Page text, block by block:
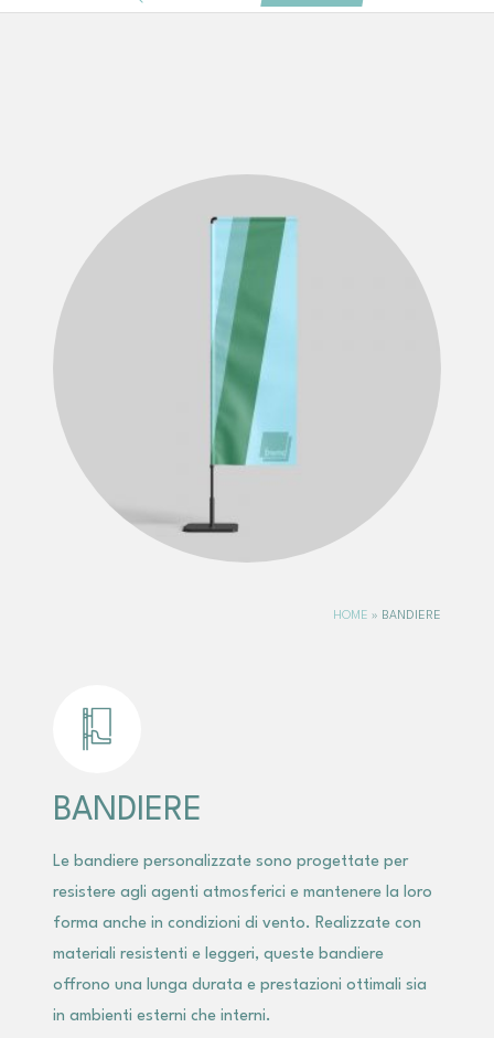
BANDIERE
Le bandiere personalizzate sono progettate per
resistere agli agenti atmosferici e mantenere la loro
forma anche in condizioni di vento. Realizzate con
materiali resistenti e leggeri, queste bandiere
offrono una lunga durata e prestazioni ottimali sia
in ambienti esterni che interni.
HOME » BANDIERE